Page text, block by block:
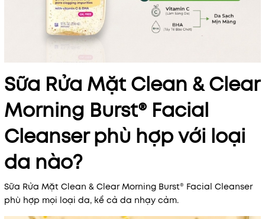
Sữa Rửa Mặt Clean & Clear
Morning Burst® Facial
Cleanser phù hợp với loại
da nào?
Sữa Rửa Mặt Clean & Clear Morning Burst® Facial Cleanser
phù hợp mọi loại da, kể cả da nhạy cảm.